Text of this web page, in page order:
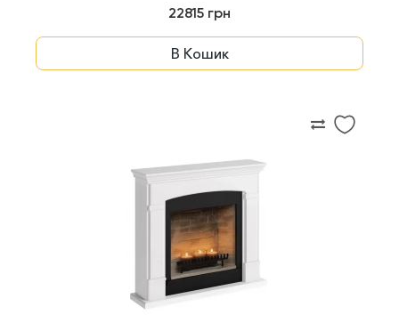
22815 грн
В Кошик